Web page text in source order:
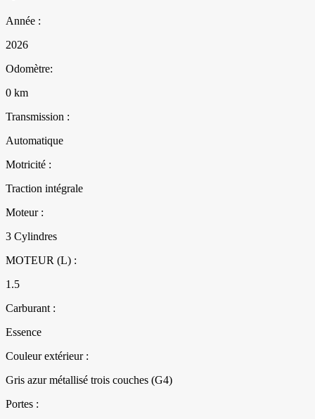
Année :
2026
Odomètre:
0 km
Transmission :
Automatique
Motricité :
Traction intégrale
Moteur :
3 Cylindres
MOTEUR (L) :
1.5
Carburant :
Essence
Couleur extérieur :
Gris azur métallisé trois couches (G4)
Portes :